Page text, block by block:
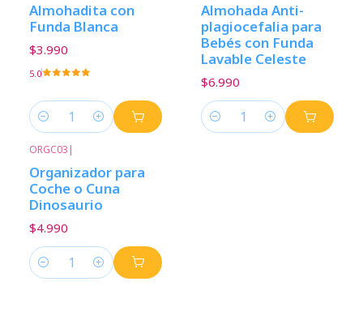
Almohadita con
Funda Blanca
$3.990
5.0
Cantidad
Almohada Anti-
plagiocefalia para
Bebés con Funda
Lavable Celeste
$6.990
Cantidad
ORGC03 |
Organizador para
Coche o Cuna
Dinosaurio
$4.990
Cantidad